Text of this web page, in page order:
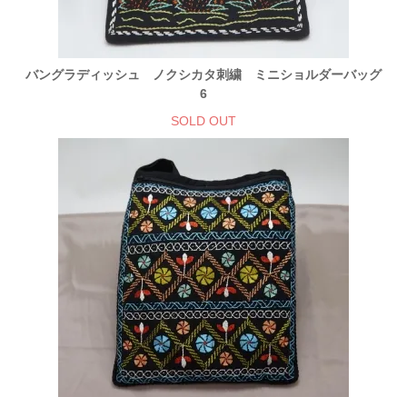
バングラディッシュ ノクシカタ刺繍 ミニショルダーバッグ
6
SOLD OUT